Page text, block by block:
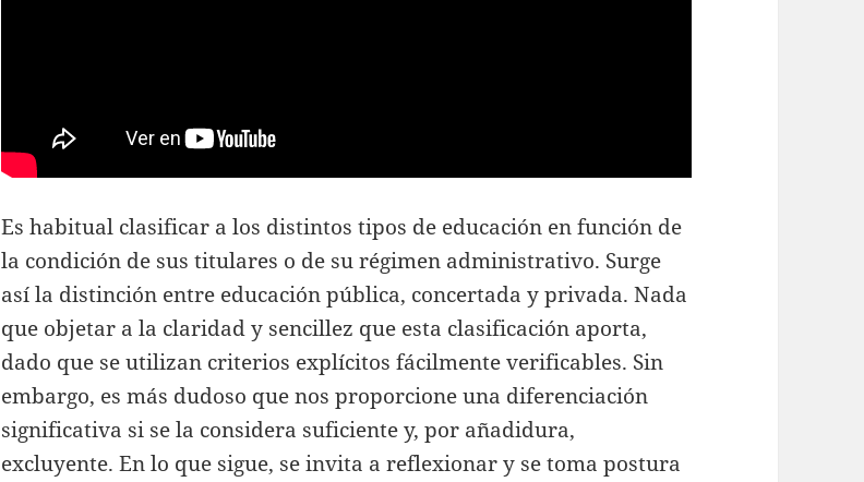
Es habitual clasificar a los distintos tipos de educación en función de
la condición de sus titulares o de su régimen administrativo. Surge
así la distinción entre educación pública, concertada y privada. Nada
que objetar a la claridad y sencillez que esta clasificación aporta,
dado que se utilizan criterios explícitos fácilmente verificables. Sin
embargo, es más dudoso que nos proporcione una diferenciación
significativa si se la considera suficiente y, por añadidura,
excluyente. En lo que sigue, se invita a reflexionar y se toma postura